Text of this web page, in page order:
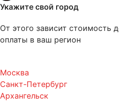
Укажите свой город
От этого зависит стоимость
оплаты в ваш регион
Москва
Санкт-Петербург
Архангельск